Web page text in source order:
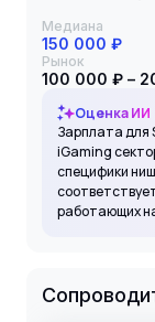
Медиана
150 000 ₽
Рынок
100 000 ₽ –
Оценка ИИ
Зарплата для
iGaming
специфики
работающих